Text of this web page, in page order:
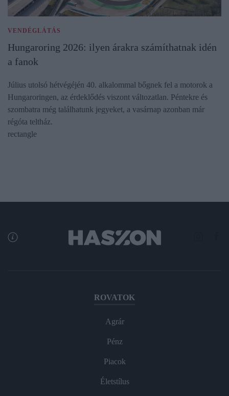
VENDÉGLÁTÁS
Hungaroring 2026: ilyen árakra számíthatnak idén
a fanok
Július utolsó hétvégéjén 40. alkalommal bőgnek fel a motorok a
Hungaroringen, az érdeklődés viszont változatlan. Péntekre és
szombatra még találhatunk jegyeket, a vasárnap azonban már
régóta teltház.
rectangle
ROVATOK
Agrár
Pénz
Piacok
Életstílus